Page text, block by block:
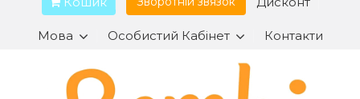
Мова Особистий Кабінет Контакти